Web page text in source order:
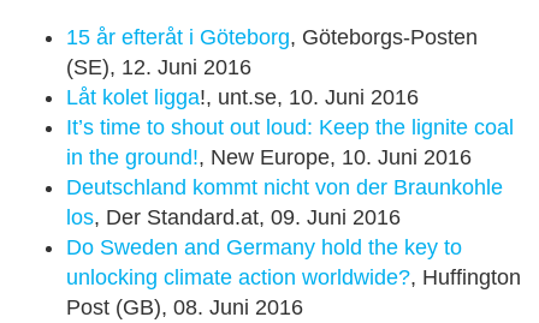
15 år efteråt i Göteborg, Göteborgs-Posten
(SE), 12. Juni 2016
Låt kolet ligga!, unt.se, 10. Juni 2016
It’s time to shout out loud: Keep the lignite coal
in the ground!, New Europe, 10. Juni 2016
Deutschland kommt nicht von der Braunkohle
los, Der Standard.at, 09. Juni 2016
Do Sweden and Germany hold the key to
unlocking climate action worldwide?, Huffington
Post (GB), 08. Juni 2016